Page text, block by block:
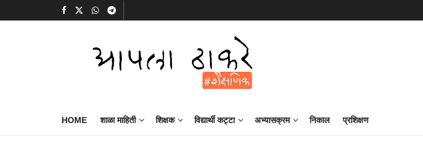
HOME शाळा माहिती शिक्षक विद्यार्थी कट्टा अभ्यासक्रम निकाल प्रशिक्षण